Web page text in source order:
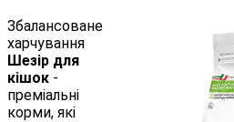
Збалансоване
харчування
Шезір для
кішок -
преміальні
корми, які